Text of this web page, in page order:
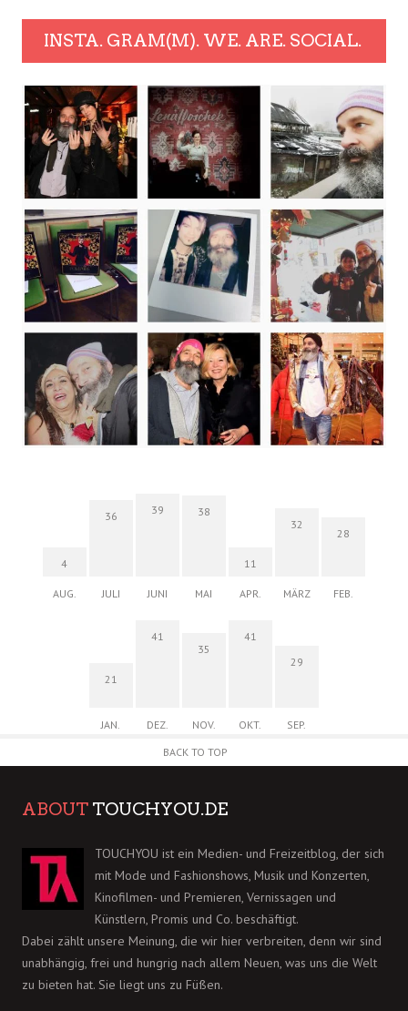
INSTA. GRAM(M). WE. ARE. SOCIAL.
4
AUG.
36
JULI
39
JUNI
38
MAI
11
APR.
32
MÄRZ
28
FEB.
21
JAN.
41
DEZ.
35
NOV.
41
OKT.
29
SEP.
BACK TO TOP
ABOUT TOUCHYOU.DE
TOUCHYOU ist ein Medien- und Freizeitblog, der sich
mit Mode und Fashionshows, Musik und Konzerten,
Kinofilmen- und Premieren, Vernissagen und
Künstlern, Promis und Co. beschäftigt.
Dabei zählt unsere Meinung, die wir hier verbreiten, denn wir sind
unabhängig, frei und hungrig nach allem Neuen, was uns die Welt
zu bieten hat. Sie liegt uns zu Füßen.